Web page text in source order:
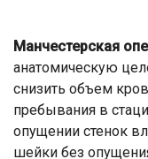
Манчестерская
анатомическую
снизить объем
пребывания в
опущении стенок
шейки без